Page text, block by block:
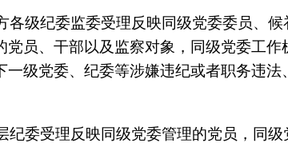
各级纪委监委受理反映同级党委委员、
党员、干部以及监察对象，同级党委工
一级党委、纪委等涉嫌违纪或者职务违法
纪委受理反映同级党委管理的党员，同